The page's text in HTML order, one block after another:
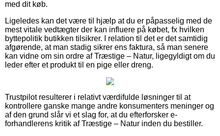
med dit køb.
Ligeledes kan det være til hjælp at du er påpasselig med de
mest vitale vedtægter der kan influere på købet, fx hvilken
byttepolitik butikken tilsikrer. I relation til det er det samtidig
afgørende, at man stadig sikrer ens faktura, så man senere
kan vidne om sin ordre af Træstige – Natur, ligegyldigt om du
leder efter et produkt til en pige eller dreng.
Trustpilot resulterer i relativt værdifulde løsninger til at
kontrollere ganske mange andre konsumenters meninger og
af den grund slår vi et slag for, at du efterforsker e-
forhandlerens kritik af Træstige – Natur inden du bestiller.